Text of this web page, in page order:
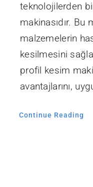
teknolojilerden
makinasıdır. Bu
malzemelerin
kesilmesini
profil kesim
avantajlarını,
Continue Reading